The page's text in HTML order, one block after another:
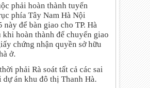
phải hoàn thành tuyến
phía Tây Nam Hà Nội
này để bàn giao cho TP. Hà
khi hoàn thành để chuyển giao
chứng nhận quyền sở hữu
ở.
phải Rà soát tất cả các sai
dự án khu đô thị Thanh Hà.